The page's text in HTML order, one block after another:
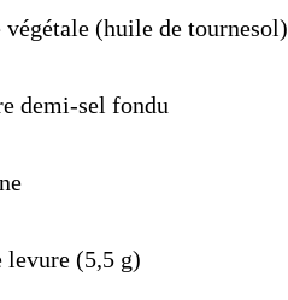
végétale (huile de tournesol)
demi-sel fondu
levure (5,5 g)